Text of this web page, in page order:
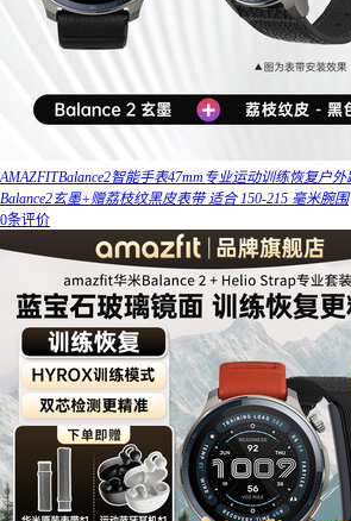
AMAZFITBalance2智能手表47mm专业运动训练恢复户
Balance2玄墨+赠荔枝纹黑皮表带 适合 150-215 毫米腕围
0条评价